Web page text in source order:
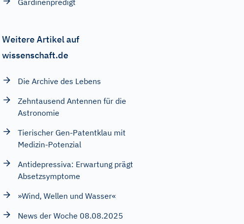
Gardinenpredigt
Weitere Artikel auf
wissenschaft.de
Die Archive des Lebens
Zehntausend Antennen für die
Astronomie
Tierischer Gen-Patentklau mit
Medizin-Potenzial
Antidepressiva: Erwartung prägt
Absetzsymptome
»Wind, Wellen und Wasser«
News der Woche 08.08.2025